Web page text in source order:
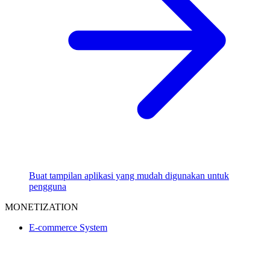
Buat tampilan aplikasi yang mudah digunakan untuk
pengguna
MONETIZATION
E-commerce System